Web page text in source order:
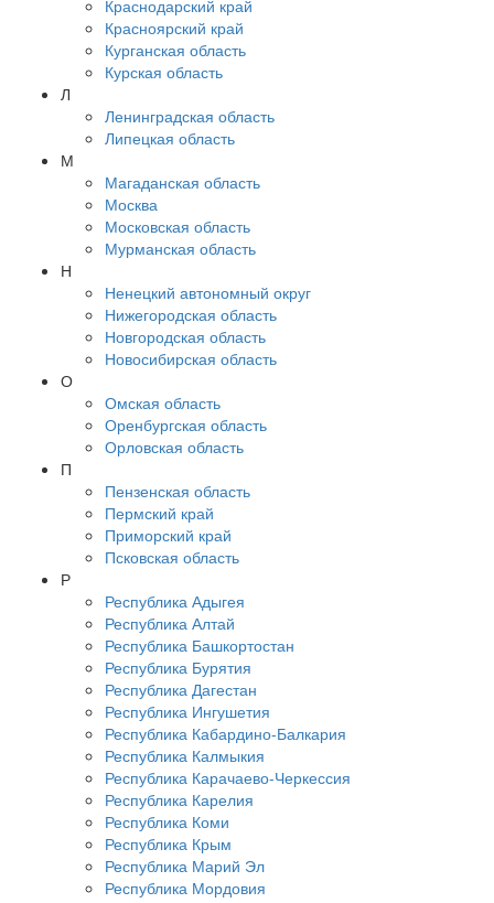
Краснодарский край
Красноярский край
Курганская область
Курская область
Л
Ленинградская область
Липецкая область
М
Магаданская область
Москва
Московская область
Мурманская область
Н
Ненецкий автономный округ
Нижегородская область
Новгородская область
Новосибирская область
О
Омская область
Оренбургская область
Орловская область
П
Пензенская область
Пермский край
Приморский край
Псковская область
Р
Республика Адыгея
Республика Алтай
Республика Башкортостан
Республика Бурятия
Республика Дагестан
Республика Ингушетия
Республика Кабардино-Балкария
Республика Калмыкия
Республика Карачаево-Черкессия
Республика Карелия
Республика Коми
Республика Крым
Республика Марий Эл
Республика Мордовия